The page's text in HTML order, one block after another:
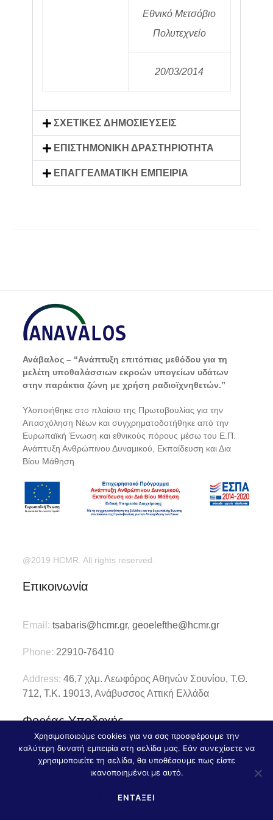
Εθνικό Μετσόβιο
Πολυτεχνείο
20/03/2014
ΣΧΕΤΙΚΕΣ ΔΗΜΟΣΙΕΥΣΕΙΣ
ΕΠΙΣΤΗΜΟΝΙΚΗ ΔΡΑΣΤΗΡΙΟΤΗΤΑ
ΕΠΑΓΓΕΛΜΑΤΙΚΗ ΕΜΠΕΙΡΙΑ
Ανάβαλος – “Aνάπτυξη επιτόπιας μεθόδου για τη
μελέτη υποθαλάσσιων εκροών υπογείων υδάτων
στην παράκτια ζώνη με χρήση ραδιοϊχνηθετών.”
Yλοποιήθηκε στο πλαίσιο της Πρωτοβουλίας για την
Απασχόληση Νέων και συγχρηματοδοτήθηκε από την
Ευρωπαϊκή Ένωση και εθνικούς πόρους μέσω του Ε.Π.
Ανάπτυξη Ανθρώπινου Δυναμικού, Εκπαίδευση και Δια
Βίου Μάθηση
@2019 HCMR. All rights reserved.
Επικοινωνία
Email: tsabaris@hcmr.gr,geoelefthe@hcmr.gr
Phone: 22910-76410
Address: 46,7 χλμ. Λεωφόρος Αθηνών Σουνίου, Τ.Θ.
712, Τ.Κ. 19013, Ανάβυσσος Αττική Ελλάδα
Φορέας Υποδοχής
Ελληνικό Κέντρο Θαλάσσιων
Ερευνών, Ινστιτούτο Ωκεανογραφίας
Χρησιμοποιούμε cookies για να σας προσφέρουμε την
καλύτερη δυνατή εμπειρία στη σελίδα μας. Εάν συνεχίσετε να
χρησιμοποιείτε τη σελίδα, θα υποθέσουμε πως είστε
ικανοποιημένοι με αυτό.
ΕΝΤΆΞΕΙ